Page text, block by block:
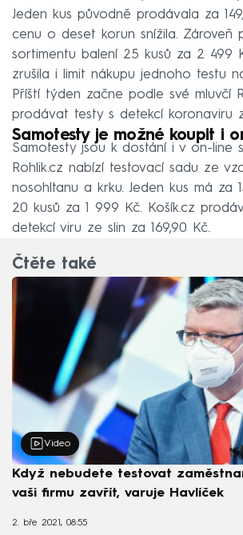
Jeden kus původně prodávala za
cenu o deset korun snížila. Zároveň
sortimentu balení 25 kusů za 2 499
zrušila i limit nákupu jednoho testu
Příští týden začne podle své mluvčí
prodávat testy s detekcí koronaviru
Samotesty je možné koupit i
Samotesty jsou k dostání i v on-line
Rohlik.cz nabízí testovací sadu ze
nosohltanu a krku. Jeden kus má za
20 kusů za 1 999 Kč. Košík.cz
detekcí viru ze slin za 169,90 Kč.
Čtěte také
Video
Když nebudete testovat
vaši firmu zavřít, varuje Havlíček
2. bře 2021, 08:55